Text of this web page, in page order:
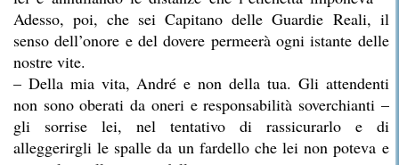
Adesso, poi, che sei Capitano delle Guardie Reali, il
senso dell’onore e del dovere permeerà ogni istante delle
nostre vite.
– Della mia vita, André e non della tua. Gli attendenti
non sono oberati da oneri e responsabilità soverchianti –
gli sorrise lei, nel tentativo di rassicurarlo e di
alleggerirgli le spalle da un fardello che lei non poteva e